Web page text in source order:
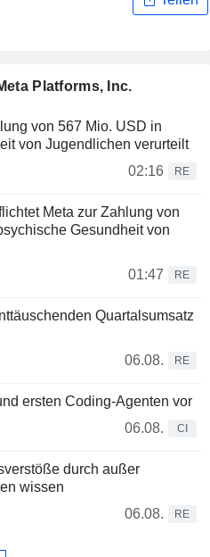
Platforms, Inc.
von 567 Mio. USD in
von Jugendlichen verurteilt
02:16
RE
Meta zur Zahlung von
Gesundheit von
01:47
RE
Quartalsumsatz
06.08.
RE
ersten Coding-Agenten vor
06.08.
CI
durch außer
wissen
06.08.
RE